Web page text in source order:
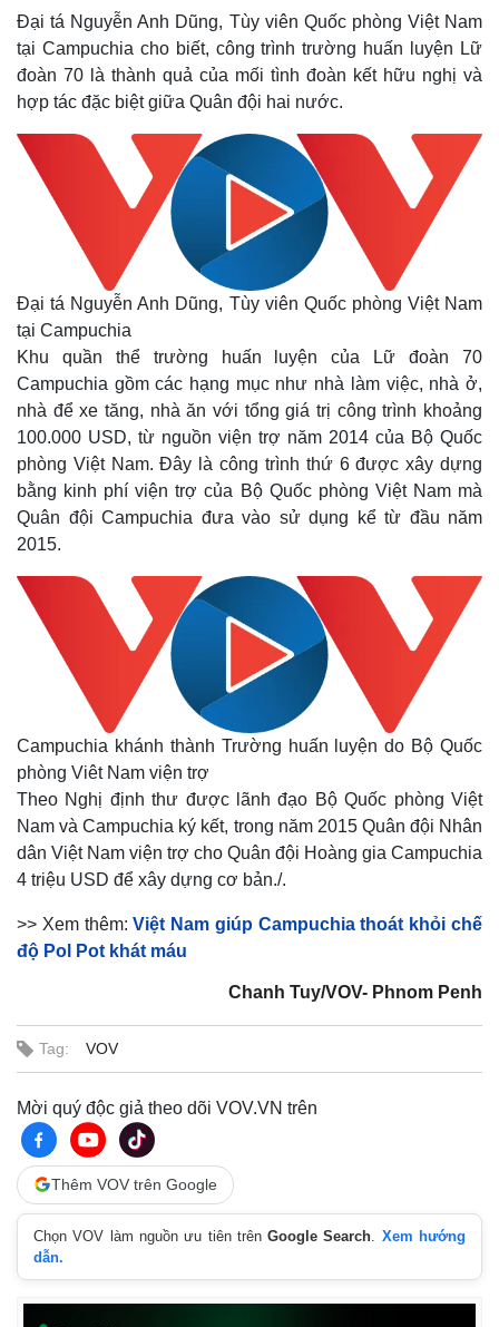
Thế giới
Quan sát
Cuộc sống đó đây
Hồ sơ
Multimedia
Video
E-Magazine
Infographic
Đại tá Nguyễn Anh Dũng, Tùy viên Quốc phòng Việt Nam
tại Campuchia cho biết, công trình trường huấn luyện Lữ
đoàn 70 là thành quả của mối tình đoàn kết hữu nghị và
hợp tác đặc biệt giữa Quân đội hai nước.
Đại tá Nguyễn Anh Dũng, Tùy viên Quốc phòng Việt Nam
tại Campuchia
Khu quần thể trường huấn luyện của Lữ đoàn 70
Campuchia gồm các hạng mục như nhà làm việc, nhà ở,
nhà để xe tăng, nhà ăn với tổng giá trị công trình khoảng
100.000 USD, từ nguồn viện trợ năm 2014 của Bộ Quốc
phòng Việt Nam. Đây là công trình thứ 6 được xây dựng
bằng kinh phí viện trợ của Bộ Quốc phòng Việt Nam mà
Quân đội Campuchia đưa vào sử dụng kể từ đầu năm
2015.
Campuchia khánh thành Trường huấn luyện do Bộ Quốc
phòng Viêt Nam viện trợ
Theo Nghị định thư được lãnh đạo Bộ Quốc phòng Việt
Nam và Campuchia ký kết, trong năm 2015 Quân đội Nhân
dân Việt Nam viện trợ cho Quân đội Hoàng gia Campuchia
4 triệu USD để xây dựng cơ bản./.
>> Xem thêm:Việt Nam giúp Campuchia thoát khỏi chế
độ Pol Pot khát máu
Chanh Tuy/VOV- Phnom Penh
Tag: VOV
Mời quý độc giả theo dõi VOV.VN trên
Thêm VOV trên Google
Chọn VOV làm nguồn ưu tiên trênGoogle Search
Xem hướng
dẫn.